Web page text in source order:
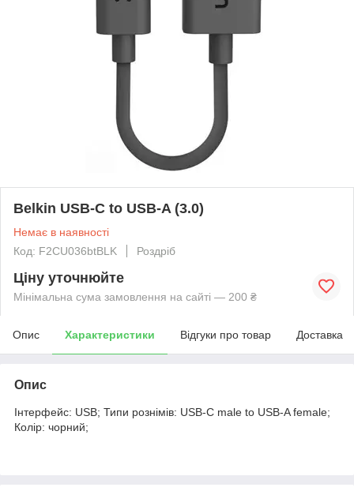
Belkin USB-C to USB-A (3.0)
Немає в наявності
Код: F2CU036btBLK
Роздріб
Ціну уточнюйте
Мінімальна сума замовлення на сайті — 200 ₴
Опис Характеристики Відгуки про товар Доставка
Опис
Інтерфейс: USB; Типи рознімів: USB-C male to USB-A female;
Колір: чорний;